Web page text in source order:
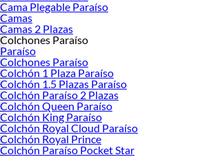
Cama Plegable Paraíso
Camas
Camas 2 Plazas
Colchones Paraíso
Paraíso
Colchones Paraíso
Colchón 1 Plaza Paraíso
Colchón 1.5 Plazas Paraíso
Colchón Paraíso 2 Plazas
Colchón Queen Paraíso
Colchón King Paraíso
Colchón Royal Cloud Paraíso
Colchón Royal Prince
Colchón Paraíso Pocket Star